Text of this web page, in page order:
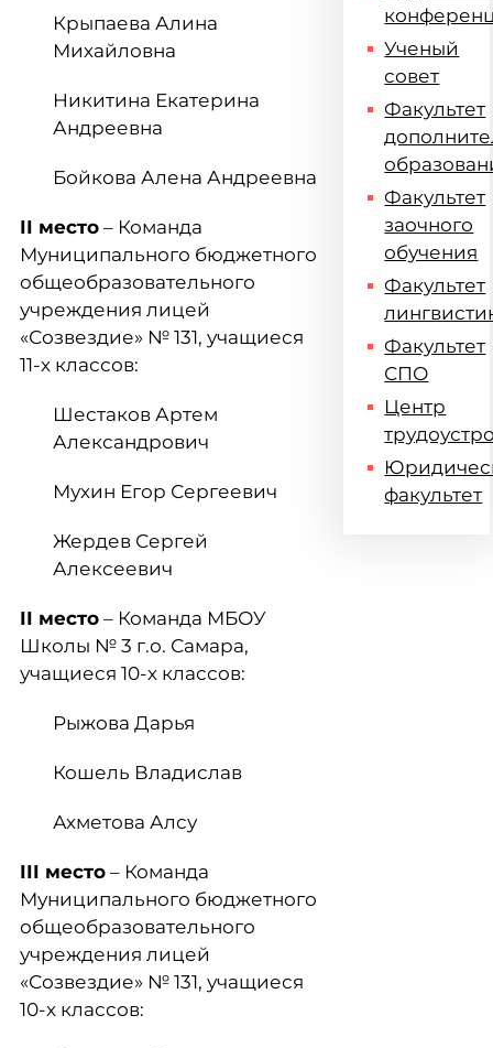
Крыпаева Алина
Михайловна
Никитина Екатерина
Андреевна
Бойкова Алена Андреевна
II место – Команда
Муниципального бюджетного
общеобразовательного
учреждения лицей
«Созвездие» № 131, учащиеся
11-х классов:
Шестаков Артем
Александрович
Мухин Егор Сергеевич
Жердев Сергей
Алексеевич
II место – Команда МБОУ
Школы № 3 г.о. Самара,
учащиеся 10-х классов:
Рыжова Дарья
Кошель Владислав
Ахметова Алсу
III место – Команда
Муниципального бюджетного
общеобразовательного
учреждения лицей
«Созвездие» № 131, учащиеся
10-х классов:
Ученый
совет
Факультет
Факультет
заочного
обучения
Факультет
Факультет
СПО
Центр
факультет